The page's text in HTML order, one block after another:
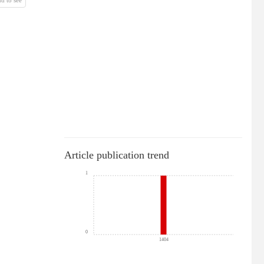
Article publication trend
1404
0
1